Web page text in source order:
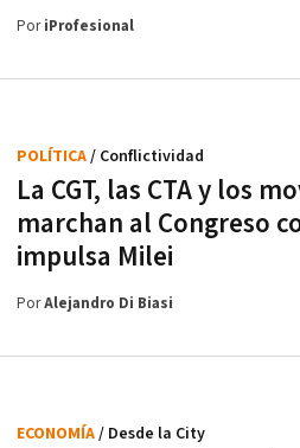
PoriProfesional
La CGT, las CTA y los
marchan al Congreso
impulsa Milei
POLÍTICA/ Conflictividad
PorAlejandro Di Biasi
ECONOMÍA/ Desde la City